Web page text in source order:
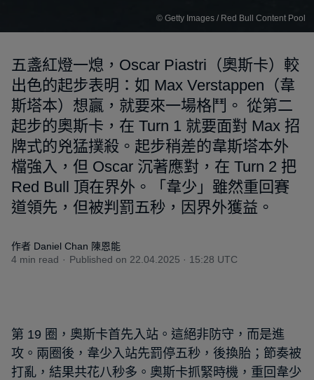
© Getty Images / Red Bull Content Pool
五盞紅燈一熄，Oscar Piastri（奧斯卡）較
出色的起步表明：如 Max Verstappen（韋
斯塔本）想贏，就要來一場格鬥。 從第二
起步的奧斯卡，在 Turn 1 就要面對 Max 招
牌式的兇猛撲殺。起步稍差的韋斯塔本外
檔強入，但 Oscar 沉著應對，在 Turn 2 把
Red Bull 頂在界外。「韋少」雖然重回賽
道領先，但被判罰五秒，因界外獲益。
作者 Daniel Chan 陳恩能
4 min read
Published on 22.04.2025 · 15:28 UTC
第 19 圈，奧斯卡首先入站。這絕非防守，而是進
攻。兩圈後，韋少入站先罰停五秒，後換胎；節奏被
打亂，結果共花八秒多。奧斯卡抓緊時機，重回韋少